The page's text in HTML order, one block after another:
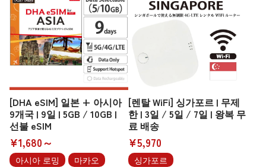
[DHA eSIM] 일본 + 아시아
9개국 | 9일 | 5GB / 10GB |
선불 eSIM
¥1,680～
아시아 로밍
마카오
[렌탈 WiFi] 싱가포르 | 무제
한 | 3일 / 5일 / 7일 | 왕복 무
료 배송
¥5,970
싱가포르